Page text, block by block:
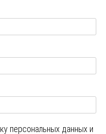
персональных данных и